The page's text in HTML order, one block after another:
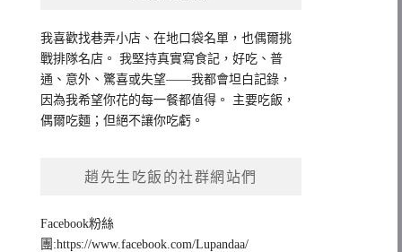
我喜歡找巷弄小店、在地口袋名單，也偶爾挑
戰排隊名店。 我堅持真實寫食記，好吃、普
通、意外、驚喜或失望——我都會坦白記錄，
因為我希望你花的每一餐都值得。 主要吃飯，
偶爾吃麵；但絕不讓你吃虧。
趙先生吃飯的社群網站們
Facebook粉絲
團:https://www.facebook.com/Lupandaa/